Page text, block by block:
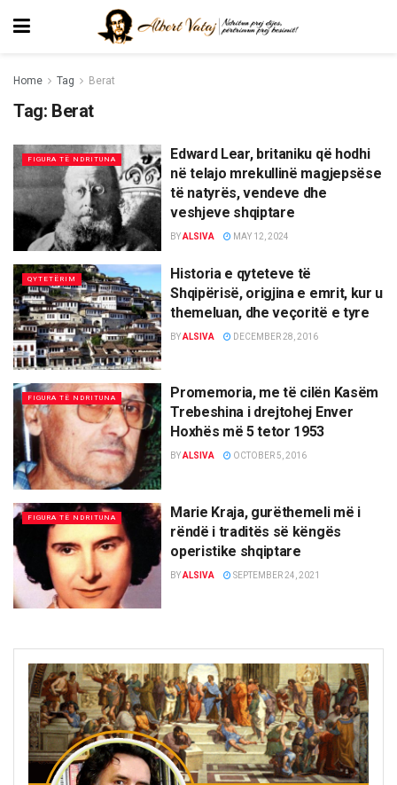
Home Tag Berat
Tag: Berat
FIGURA TË NDRITUNA
Edward Lear, britaniku që hodhi
në telajo mrekullinë magjepsëse
të natyrës, vendeve dhe
veshjeve shqiptare
BYALSIVA MAY 12, 2024
QYTETËRIM
Historia e qyteteve të
Shqipërisë, origjina e emrit, kur u
themeluan, dhe veçoritë e tyre
BYALSIVA DECEMBER 28, 2016
FIGURA TË NDRITUNA
Promemoria, me të cilën Kasëm
Trebeshina i drejtohej Enver
Hoxhës më 5 tetor 1953
BYALSIVA OCTOBER 5, 2016
FIGURA TË NDRITUNA
Marie Kraja, gurëthemeli më i
rëndë i traditës së këngës
operistike shqiptare
BYALSIVA SEPTEMBER 24, 2021